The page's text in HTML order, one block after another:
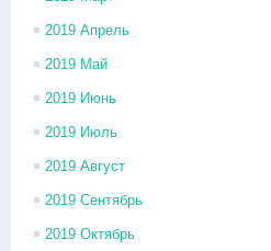
2019 Апрель
2019 Май
2019 Июнь
2019 Июль
2019 Август
2019 Сентябрь
2019 Октябрь